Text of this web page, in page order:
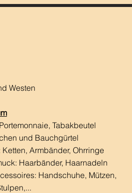
Westen
Tabakbeutel
und Bauchgürtel
Armbänder, Ohrringe
Haarbänder, Haarnadeln
Handschuhe, Mützen,